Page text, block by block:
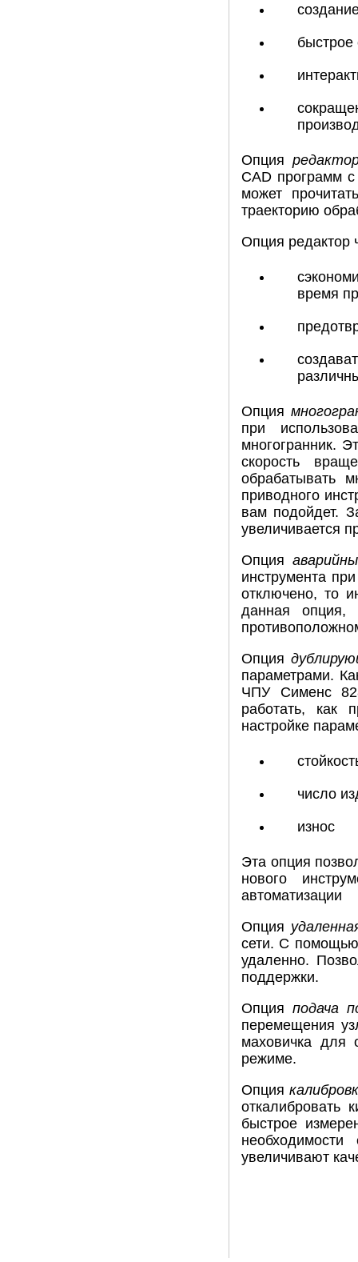
быстрое
Опция
CAD программ
может
траекторию
Опция редактор
время
Опция
при
многогранник.
скорость
обрабатывать
приводного
вам подойдет.
увеличивается
Опция
инструмента
отключено, то
данная опция,
Опция
параметрами.
ЧПУ Сименс
работать, как
настройке
число
износ
Эта опция
нового
автоматизации
Опция
сети. С помощью
удаленно.
поддержки.
Опцияподача
перемещения
маховичка для
режиме.
Опция
откалибровать
быстрое
увеличивают